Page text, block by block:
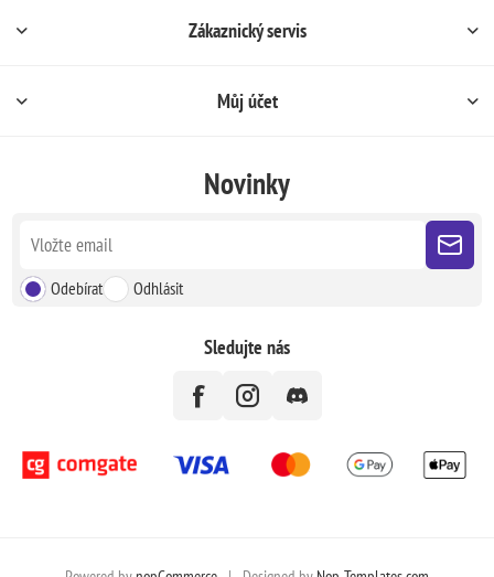
Zákaznický servis
Můj účet
Novinky
Odebírat Odhlásit
Sledujte nás